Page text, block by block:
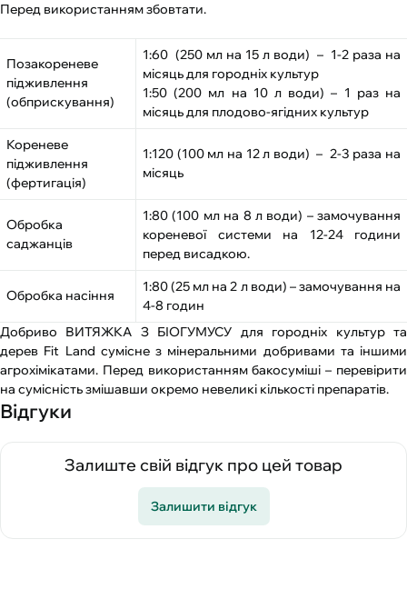
Перед використанням збовтати.
Позакореневе
підживлення
(обприскування)
1:60 (250 мл на 15 л води) – 1-2 раза на
місяць для городніх культур
1:50 (200 мл на 10 л води) – 1 раз на
місяць для плодово-ягідних культур
Кореневе
підживлення
(фертигація)
1:120 (100 мл на 12 л води) – 2-3 раза на
місяць
Обробка
саджанців
1:80 (100 мл на 8 л води) – замочування
кореневої системи на 12-24 години
перед висадкою.
Обробка насіння
1:80 (25 мл на 2 л води) – замочування на
4-8 годин
Добриво ВИТЯЖКА З БІОГУМУСУ для городніх культур та
дерев Fit Land сумісне з мінеральними добривами та іншими
агрохімікатами. Перед використанням бакосуміші – перевірити
на сумісність змішавши окремо невеликі кількості препаратів.
Відгуки
Залиште свій відгук про цей товар
Залишити відгук